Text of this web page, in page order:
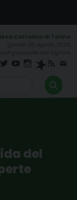
giovedì 06 agosto 2026
del Signore
TwitterYouTube
Instagram
Spreaker
RSS
FEED
del